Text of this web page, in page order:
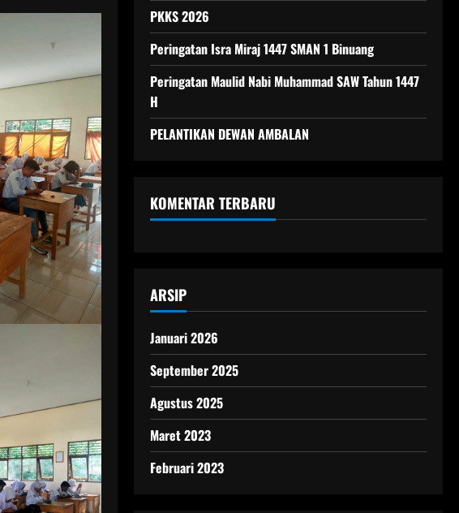
PKKS 2026
Peringatan Isra Miraj 1447 SMAN 1 Binuang
Peringatan Maulid Nabi Muhammad SAW Tahun 1447
H
PELANTIKAN DEWAN AMBALAN
KOMENTAR TERBARU
ARSIP
Januari 2026
September 2025
Agustus 2025
Maret 2023
Februari 2023